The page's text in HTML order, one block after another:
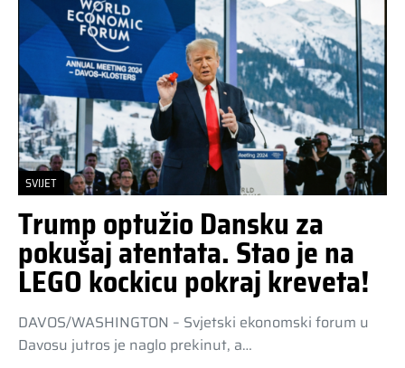
SVIJET
Trump optužio Dansku za
pokušaj atentata. Stao je na
LEGO kockicu pokraj kreveta!
DAVOS/WASHINGTON – Svjetski ekonomski forum u
Davosu jutros je naglo prekinut, a…